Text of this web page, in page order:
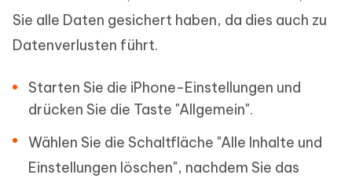
Sie alle Daten gesichert haben, da dies auch zu
Datenverlusten führt.
Starten Sie die iPhone-Einstellungen und
drücken Sie die Taste "Allgemein".
Wählen Sie die Schaltfläche "Alle Inhalte und
Einstellungen löschen", nachdem Sie das